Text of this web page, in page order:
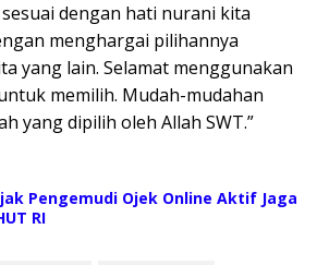
dengan hati nurani kita
menghargai pilihannya
yang lain. Selamat menggunakan
memilih. Mudah-mudahan
yang dipilih oleh Allah SWT.”
Pengemudi Ojek Online Aktif Jaga
RI